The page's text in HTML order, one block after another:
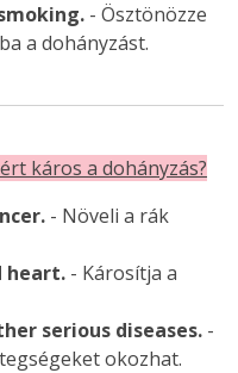
- Ösztönözze
a dohányzást.
káros a dohányzás?
- Növeli a rák
heart. - Károsítja a
serious diseases. -
okozhat.